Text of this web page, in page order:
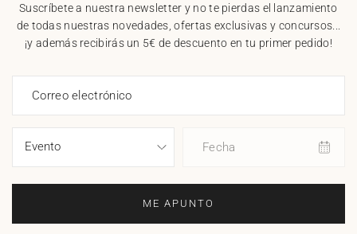
Suscríbete a nuestra newsletter y no te pierdas el lanzamiento
de todas nuestras novedades, ofertas exclusivas y concursos...
¡y además recibirás un 5€ de descuento en tu primer pedido!
Correo electrónico
Fecha
ME APUNTO